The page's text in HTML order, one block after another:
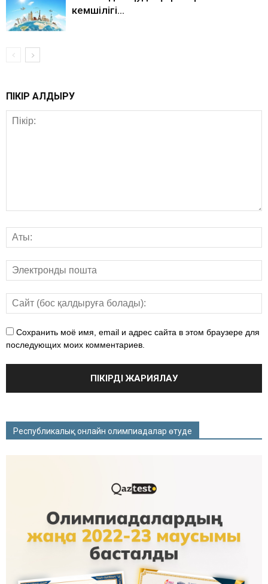
кемшілігі…
ПІКІР ҚАЛДЫРУ
Сохранить моё имя, email и адрес сайта в этом браузере для
последующих моих комментариев.
Республикалық онлайн олимпиадалар өтуде